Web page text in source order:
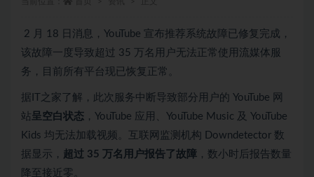
2 月 18 日消息，YouTube 宣布推荐系统故障已修复完成，
该故障一度导致超过 35 万名用户无法正常使用流媒体服
务，目前所有平台现已恢复正常。
据IT之家了解，此次服务中断导致部分用户的 YouTube 网
站呈空白状态 ，YouTube 应用、YouTube Music 及 YouTube
Kids 均无法加载视频。互联网监测机构 Downdetector 数
据显示， 超过 35 万名用户报告了故障 ，数小时后报告数量
降至接近零。